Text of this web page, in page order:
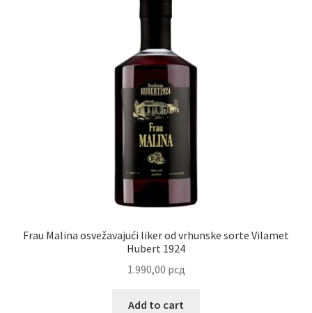
Frau Malina osvežavajući liker od vrhunske sorte Vilamet
Hubert 1924
1.990,00 рсд
Add to cart